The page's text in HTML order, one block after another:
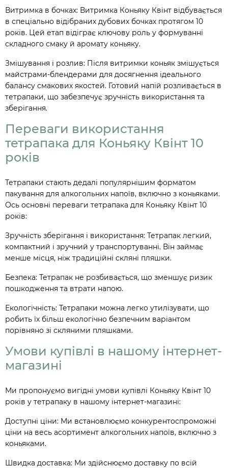
Витримка в бочках: Витримка Коньяку Квінт відбувається
в спеціально відібраних дубових бочках протягом 10
років. Цей етап відіграє ключову роль у формуванні
складного смаку й аромату коньяку.
Змішування і розлив: Після витримки коньяк змішується
майстрами-блендерами для досягнення ідеального
балансу смакових якостей. Готовий напій розливається в
тетрапаки, що забезпечує зручність використання та
зберігання.
Переваги використання
тетрапака для Коньяку Квінт 10
років
Тетрапаки стають дедалі популярнішим форматом
пакування для алкогольних напоїв, включно з коньяками.
Ось основні переваги тетрапака для Коньяку Квінт 10
років:
Зручність зберігання і використання: Тетрапак легкий,
компактний і зручний у транспортуванні. Він займає
менше місця, ніж традиційні скляні пляшки.
Безпека: Тетрапак не розбивається, що зменшує ризик
пошкодження та втрати напою.
Екологічність: Тетрапаки можна легко утилізувати, що
робить їх більш екологічно безпечним варіантом
порівняно зі скляними пляшками.
Умови купівлі в нашому інтернет-
магазині
Ми пропонуємо вигідні умови купівлі Коньяку Квінт 10
років у тетрапаку в нашому інтернет-магазині:
Доступні ціни: Ми встановлюємо конкурентоспроможні
ціни на весь асортимент алкогольних напоїв, включно з
коньяками.
Швидка доставка: Ми здійснюємо доставку по всій